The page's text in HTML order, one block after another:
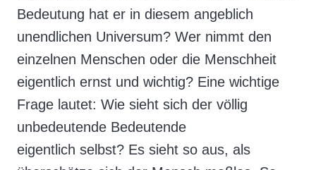
Bedeutung hat er in diesem angeblich
unendlichen Universum? Wer nimmt den
einzelnen Menschen oder die Menschheit
eigentlich ernst und wichtig? Eine wichtige
Frage lautet: Wie sieht sich der völlig
unbedeutende Bedeutende
eigentlich selbst? Es sieht so aus, als